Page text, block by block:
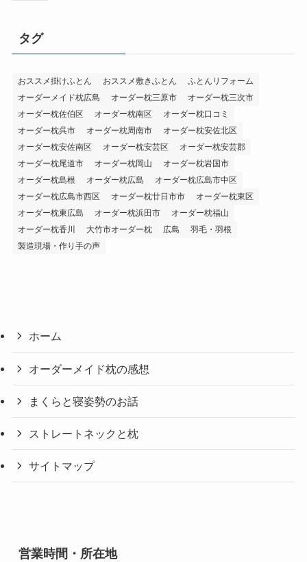
タグ
おススメ掛けふとん おススメ敷きふとん
ふとんリフォーム
オーダーメイド枕広島
オーダー枕三原市
オーダー枕三次市
オーダー枕佐伯区
オーダー枕南区
オーダー枕口コミ
オーダー枕呉市
オーダー枕周南市
オーダー枕安佐北区
オーダー枕安佐南区
オーダー枕安芸区
オーダー枕安芸郡
オーダー枕尾道市
オーダー枕岡山
オーダー枕岩国市
オーダー枕島根
オーダー枕広島
オーダー枕広島市中区
オーダー枕広島市西区
オーダー枕廿日市市
オーダー枕東区
オーダー枕東広島
オーダー枕浜田市
オーダー枕福山
オーダー枕香川
大竹市オーダー枕 広島
羽毛・羽根
製造現場・作り手の声
ホーム
オーダーメイド枕の感想
まくらと寝姿勢のお話
ストレートネックと枕
サイトマップ
営業時間・所在地